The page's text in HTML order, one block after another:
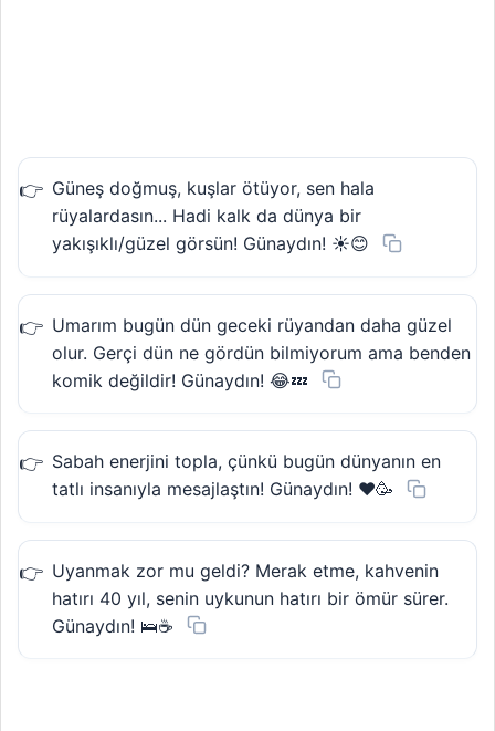
Güneş doğmuş, kuşlar ötüyor, sen hala
rüyalardasın... Hadi kalk da dünya bir
yakışıklı/güzel görsün! Günaydın! ☀️😊
Umarım bugün dün geceki rüyandan daha güzel
olur. Gerçi dün ne gördün bilmiyorum ama benden
komik değildir! Günaydın! 😂💤
Sabah enerjini topla, çünkü bugün dünyanın en
tatlı insanıyla mesajlaştın! Günaydın! ❤️🥳
Uyanmak zor mu geldi? Merak etme, kahvenin
hatırı 40 yıl, senin uykunun hatırı bir ömür sürer.
Günaydın! 🛌☕